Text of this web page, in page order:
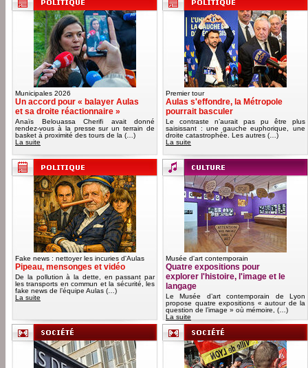
Municipales 2026
Un accord pour « balayer Aulas
et sa droite réactionnaire »
Anaïs Belouassa Cherifi avait donné
rendez-vous à la presse sur un terrain de
basket à proximité des tours de la (…)
La suite
Premier tour
Aulas s'effondre, la Métropole
pourrait basculer
Le contraste n’aurait pas pu être plus
saisissant : une gauche euphorique, une
droite catastrophée. Les autres (…)
La suite
Fake news : nettoyer les incuries d'Aulas
Pipeau, mensonges et vidéo
De la pollution à la dette, en passant par
les transports en commun et la sécurité, les
fake news de l’équipe Aulas (…)
La suite
Musée d'art contemporain
Quatre expositions pour
explorer l'histoire, l'image et le
langage
Le Musée d’art contemporain de Lyon
propose quatre expositions « autour de la
question de l’image » où mémoire, (…)
La suite